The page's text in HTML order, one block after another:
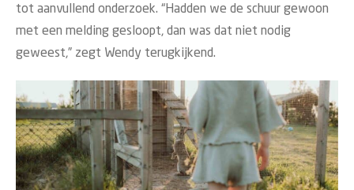
tot aanvullend onderzoek. “Hadden we de schuur gewoon
met een melding gesloopt, dan was dat niet nodig
geweest,” zegt Wendy terugkijkend.